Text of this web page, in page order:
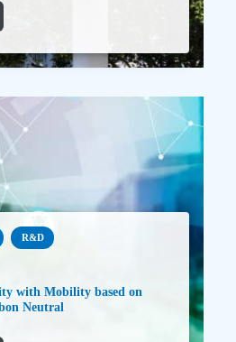
R&D
with Mobility based on
Neutral